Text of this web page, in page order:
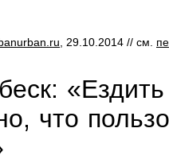
, 29.10.2014 // см.
что